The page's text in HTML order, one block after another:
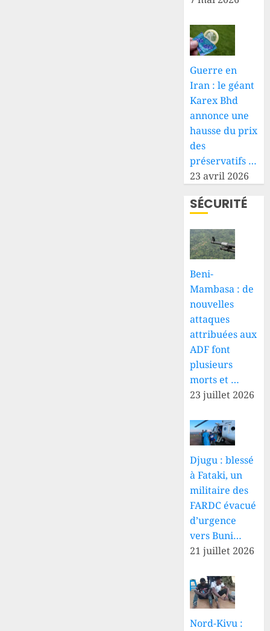
Guerre en
Iran : le géant
Karex Bhd
annonce une
hausse du prix
des
préservatifs …
23 avril 2026
SÉCURITÉ
Beni-
Mambasa : de
nouvelles
attaques
attribuées aux
ADF font
plusieurs
morts et …
23 juillet 2026
Djugu : blessé
à Fataki, un
militaire des
FARDC évacué
d’urgence
vers Buni…
21 juillet 2026
Nord-Kivu :